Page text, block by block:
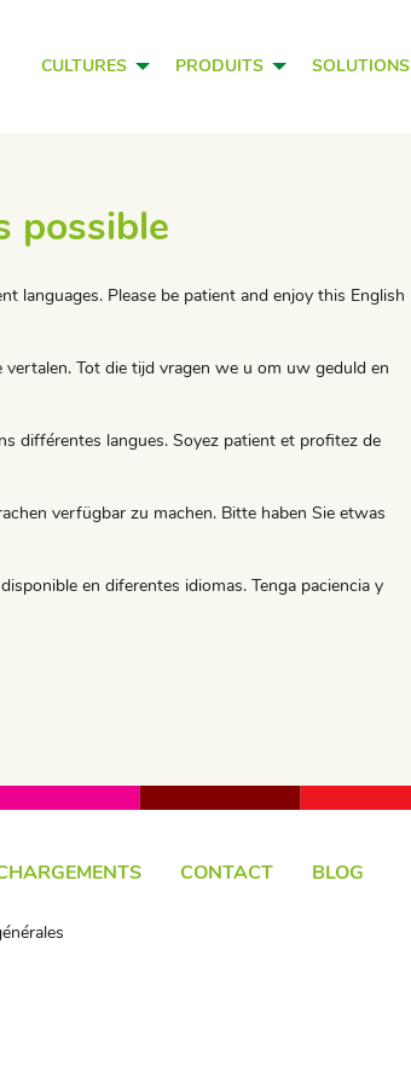
CULTURES PRODUITS SOLUTIONS
possible
languages. Please be patient and enjoy this English
Tot die tijd vragen we u om uw geduld en
différentes langues. Soyez patient et profitez de
verfügbar zu machen. Bitte haben Sie etwas
en diferentes idiomas. Tenga paciencia y
CONTACT BLOG